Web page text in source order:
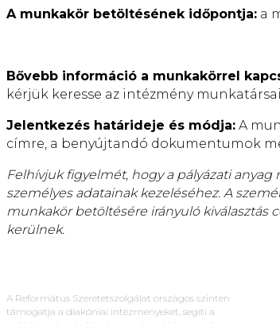
A munkakör betöltésének időpontja: a
Bővebb információ a munkakörrel
kérjük keresse az intézmény
Jelentkezés határideje és módja: A
címre, a benyújtandó dokumentumok
Felhívjuk figyelmét, hogy a pályázati
személyes adatainak kezeléséhez. A
munkakör betöltésére irányuló kiválasztás
kerülnek.
A Református Szeretetszolgálat országos szinten
támogatja a diakóniai intézményeket, segíti a